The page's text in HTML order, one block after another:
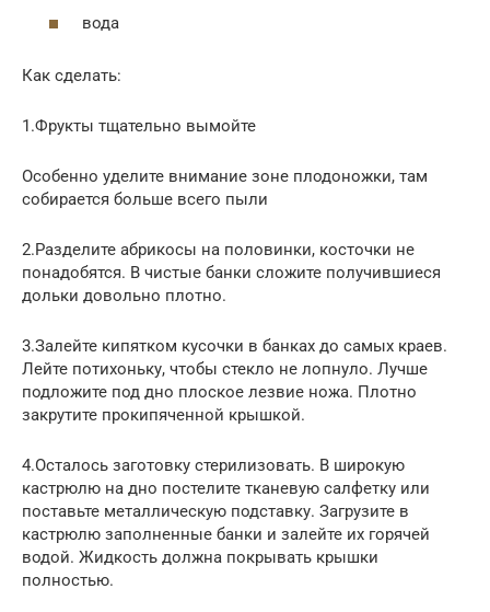
вода
Как сделать:
1.Фрукты тщательно вымойте
Особенно уделите внимание зоне плодоножки, там
собирается больше всего пыли
2.Разделите абрикосы на половинки, косточки не
понадобятся. В чистые банки сложите получившиеся
дольки довольно плотно.
3.Залейте кипятком кусочки в банках до самых краев.
Лейте потихоньку, чтобы стекло не лопнуло. Лучше
подложите под дно плоское лезвие ножа. Плотно
закрутите прокипяченной крышкой.
4.Осталось заготовку стерилизовать. В широкую
кастрюлю на дно постелите тканевую салфетку или
поставьте металлическую подставку. Загрузите в
кастрюлю заполненные банки и залейте их горячей
водой. Жидкость должна покрывать крышки
полностью.